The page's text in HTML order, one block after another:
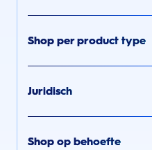
Shop per product type
Juridisch
Shop op behoefte